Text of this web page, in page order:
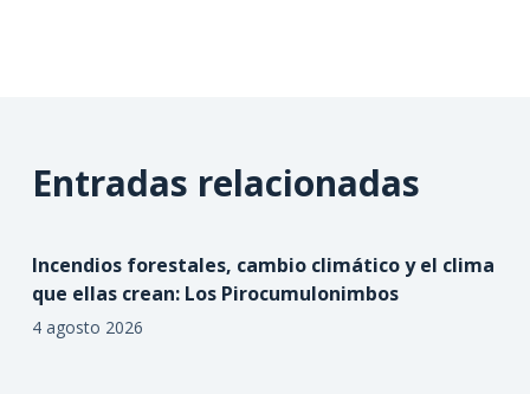
Entradas relacionadas
Incendios forestales, cambio climático y el clima
que ellas crean: Los Pirocumulonimbos
4 agosto 2026